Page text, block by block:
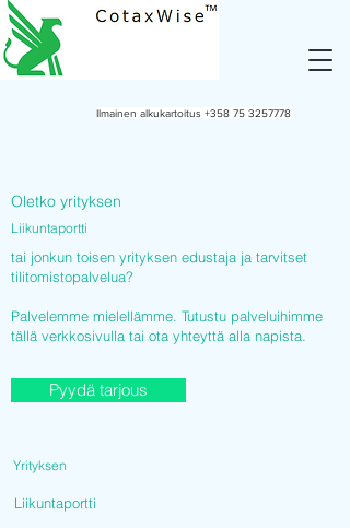
Ilmainen alkukartoitus +358 75 3257778
Oletko yrityksen
tai jonkun toisen yrityksen edustaja ja tarvitset
tilitomistopalvelua?
Palvelemme mielellämme. Tutustu palveluihimme
tällä verkkosivulla tai ota yhteyttä alla napista.
Liikuntaportti
Pyydä tarjous
Yrityksen
Liikuntaportti